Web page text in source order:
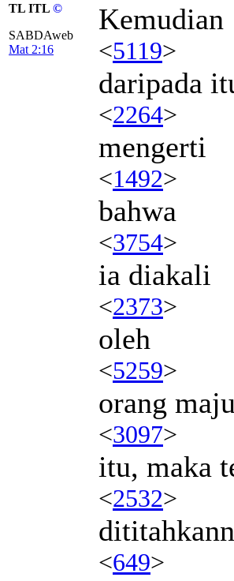
TL ITL ©
SABDAweb
Mat 2:16
Kemudian
<5119>
daripada
<2264>
mengerti
<1492>
bahwa
<3754>
ia diakali
<2373>
oleh
<5259>
orang
<3097>
itu, maka
<2532>
<649>